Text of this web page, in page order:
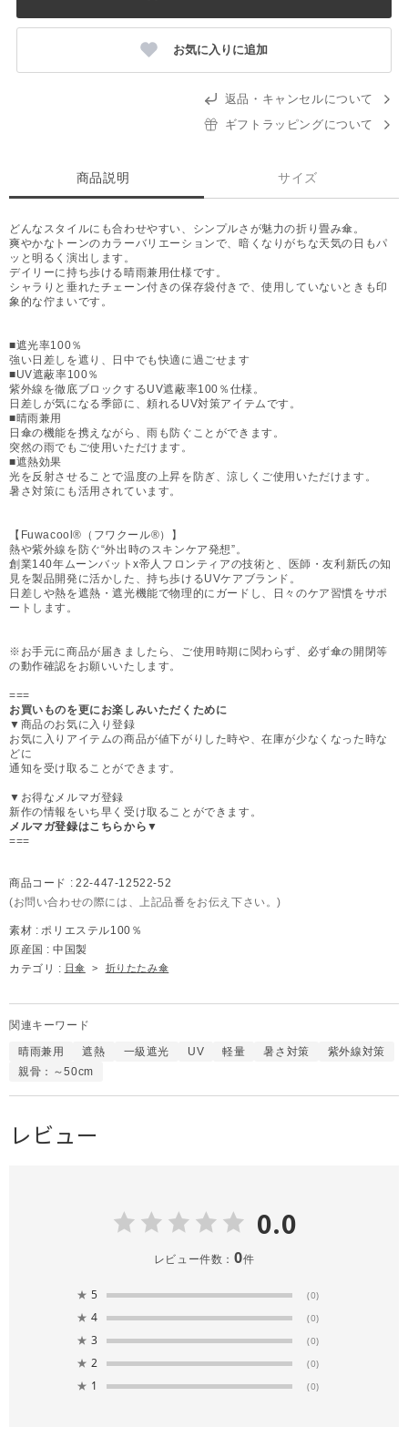
お気に入りに追加
返品・キャンセルについて
ギフトラッピングについて
商品説明 サイズ
どんなスタイルにも合わせやすい、シンプルさが魅力の折り畳み傘。
爽やかなトーンのカラーバリエーションで、暗くなりがちな天気の日もパ
ッと明るく演出します。
デイリーに持ち歩ける晴雨兼用仕様です。
シャラりと垂れたチェーン付きの保存袋付きで、使用していないときも印
象的な佇まいです。
■遮光率100％
強い日差しを遮り、日中でも快適に過ごせます
■UV遮蔽率100％
紫外線を徹底ブロックするUV遮蔽率100％仕様。
日差しが気になる季節に、頼れるUV対策アイテムです。
■晴雨兼用
日傘の機能を携えながら、雨も防ぐことができます。
突然の雨でもご使用いただけます。
■遮熱効果
光を反射させることで温度の上昇を防ぎ、涼しくご使用いただけます。
暑さ対策にも活用されています。
【Fuwacool®（フワクール®）】
熱や紫外線を防ぐ“外出時のスキンケア発想”。
創業140年ムーンバットx帝人フロンティアの技術と、医師・友利新氏の知
見を製品開発に活かした、持ち歩けるUVケアブランド。
日差しや熱を遮熱・遮光機能で物理的にガードし、日々のケア習慣をサポ
ートします。
※お手元に商品が届きましたら、ご使用時期に関わらず、必ず傘の開閉等
の動作確認をお願いいたします。
===
お買いものを更にお楽しみいただくために
▼商品のお気に入り登録
お気に入りアイテムの商品が値下がりした時や、在庫が少なくなった時な
どに
通知を受け取ることができます。
▼お得なメルマガ登録
新作の情報をいち早く受け取ることができます。
メルマガ登録はこちらから▼
===
商品コード : 22-447-12522-52
(お問い合わせの際には、上記品番をお伝え下さい。)
素材 : ポリエステル100％
原産国 : 中国製
カテゴリ : 日傘 > 折りたたみ傘
関連キーワード
晴雨兼用 遮熱 一級遮光 UV 軽量 暑さ対策
紫外線対策
親骨：～50cm
レビュー
0.0
レビュー件数： 0件
★ 5 (0)
★ 4 (0)
★ 3 (0)
★ 2 (0)
★ 1 (0)